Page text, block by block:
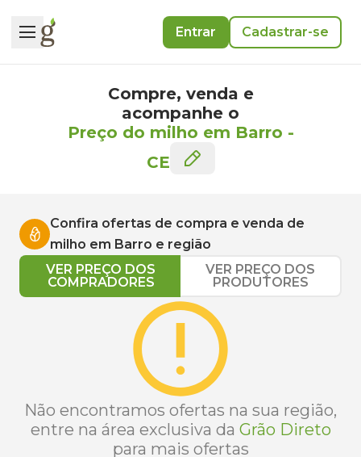
Entrar Cadastrar-se
Compre, venda e
acompanhe o
Preço do milho em Barro -
CE
Confira ofertas de compra e venda de
milho em Barro e região
VER PREÇO DOS
COMPRADORES
VER PREÇO DOS
PRODUTORES
Não encontramos ofertas na sua região,
entre na área exclusiva da Grão Direto
para mais ofertas